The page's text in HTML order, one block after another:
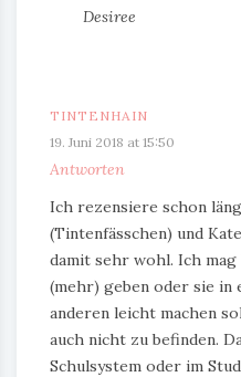
Desiree
TINTENHAIN
19. Juni 2018 at 15:50
Antworten
Ich rezensiere schon
(Tintenfässchen) und
damit sehr wohl. Ich
(mehr) geben oder sie in
anderen leicht machen
auch nicht zu befinden.
Schulsystem oder im